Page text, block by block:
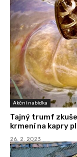
Akční nabídka
Tajný trumf
krmení na kapry
26. 2. 2023